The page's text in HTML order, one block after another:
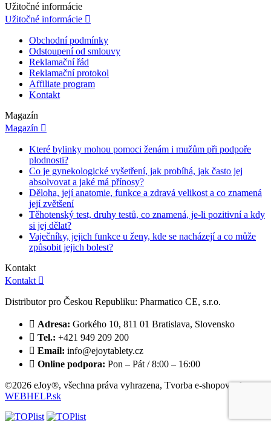
Užitočné informácie
Užitočné informácie 
Obchodní podmínky
Odstoupení od smlouvy
Reklamační řád
Reklamační protokol
Affiliate program
Kontakt
Magazín
Magazín 
Které bylinky mohou pomoci ženám i mužům při podpoře
plodnosti?
Co je gynekologické vyšetření, jak probíhá, jak často jej
absolvovat a jaké má přínosy?
Děloha, její anatomie, funkce a zdravá velikost a co znamená
její zvětšení
Těhotenský test, druhy testů, co znamená, je-li pozitivní a kdy
si jej dělat?
Vaječníky, jejich funkce u ženy, kde se nacházejí a co může
způsobit jejich bolest?
Kontakt
Kontakt 
Distributor pro Českou Republiku: Pharmatico CE, s.r.o.
 Adresa: Gorkého 10, 811 01 Bratislava, Slovensko
 Tel.: +421 949 209 200
 Email: info@ejoytablety.cz
 Online podpora: Pon – Pát / 8:00 – 16:00
©2026 eJoy®, všechna práva vyhrazena, Tvorba e-shopov od
WEBHELP.sk